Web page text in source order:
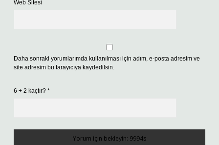
Web Sitesi
Daha sonraki yorumlarımda kullanılması için adım, e-posta adresim ve
site adresim bu tarayıcıya kaydedilsin.
6 + 2 kaçtır? *